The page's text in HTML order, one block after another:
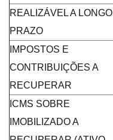
REALIZÁVEL A LONGO
PRAZO
IMPOSTOS E
CONTRIBUIÇÕES A
RECUPERAR
ICMS SOBRE
IMOBILIZADO A